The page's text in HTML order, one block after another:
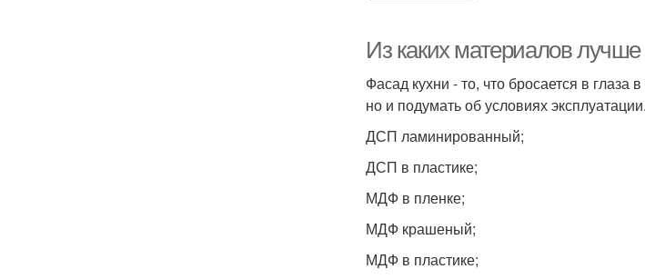
Из каких материалов
Фасад кухни - то, что бросается в
но и подумать об условиях
ДСП ламинированный;
ДСП в пластике;
МДФ в пленке;
МДФ крашеный;
МДФ в пластике;